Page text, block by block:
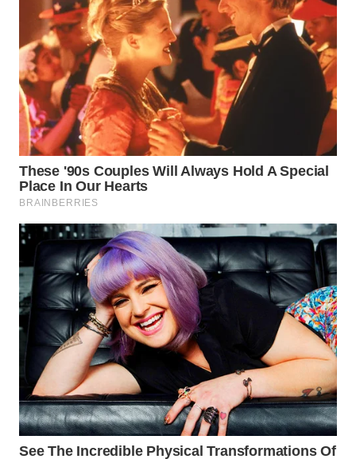
TOBA
WN
NIAS
WN
LANGKAT
WN
TAPANULI
SELATAN
WN
TANJUNG
LESUNG
WN
KARO
WN
SIMALUNGUN
WN
LABUHANBATU